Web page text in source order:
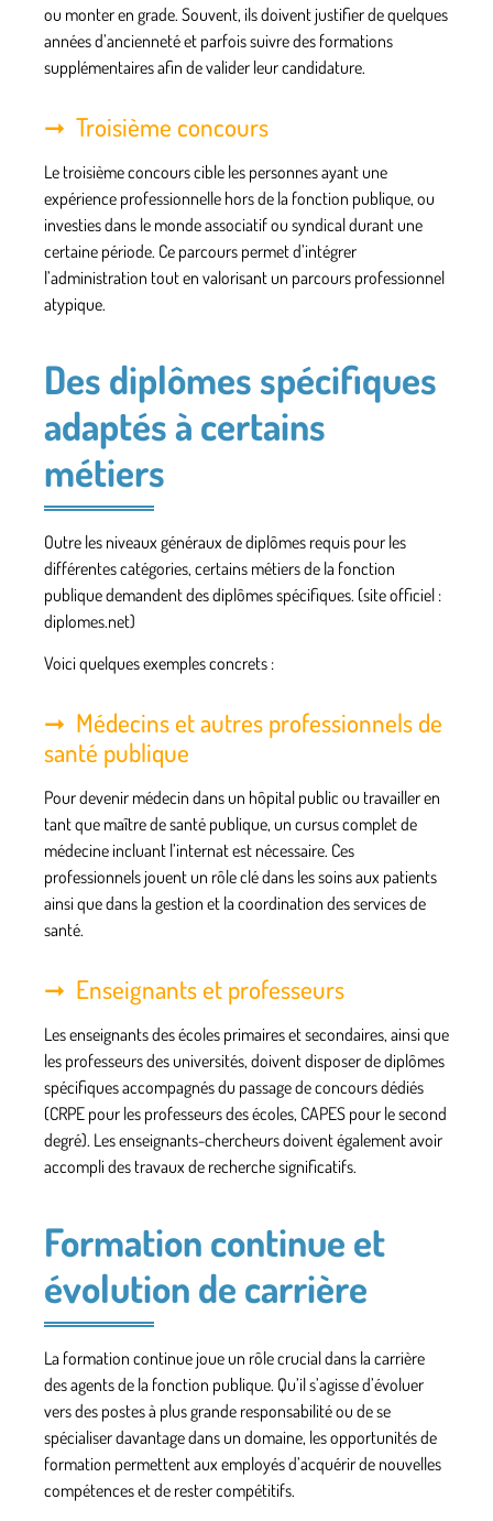
ou monter en grade. Souvent, ils doivent justifier de quelques
années d’ancienneté et parfois suivre des formations
supplémentaires afin de valider leur candidature.
Troisième concours
Le troisième concourscible les personnes ayant une
expérience professionnelle hors de la fonction publique, ou
investies dans le monde associatif ou syndical durant une
certaine période. Ce parcours permet d’intégrer
l’administration tout en valorisant un parcours professionnel
atypique.
Des diplômes spécifiques
adaptés à certains
métiers
Outre les niveaux généraux de diplômes requis pour les
différentes catégories, certains métiers de la fonction
publique demandent desdiplômes spécifiques. (site officiel :
diplomes.net)
Voici quelques exemples concrets :
Médecins et autres professionnels de
santé publique
Pour devenir médecin dans un hôpital public ou travailler en
tant que maître de santé publique, un cursus complet de
médecine incluant l’internat est nécessaire. Ces
professionnels jouent un rôle clé dans les soins aux patients
ainsi que dans la gestion et la coordination des services de
santé.
Enseignants et professeurs
Les enseignants des écoles primaires et secondaires, ainsi que
les professeurs des universités, doivent disposer de diplômes
spécifiques accompagnés du passage de concours dédiés
(CRPE pour les professeurs des écoles, CAPES pour le second
degré). Les enseignants-chercheurs doivent également avoir
accompli des travaux de recherche significatifs.
Formation continue et
évolution de carrière
La formation continue joue un rôle crucial dans la carrière
des agents de la fonction publique. Qu’il s’agisse d’évoluer
vers des postes à plus grande responsabilité ou de se
spécialiser davantage dans un domaine, les opportunités de
formation permettent aux employés d’acquérir de nouvelles
compétences et de rester compétitifs.